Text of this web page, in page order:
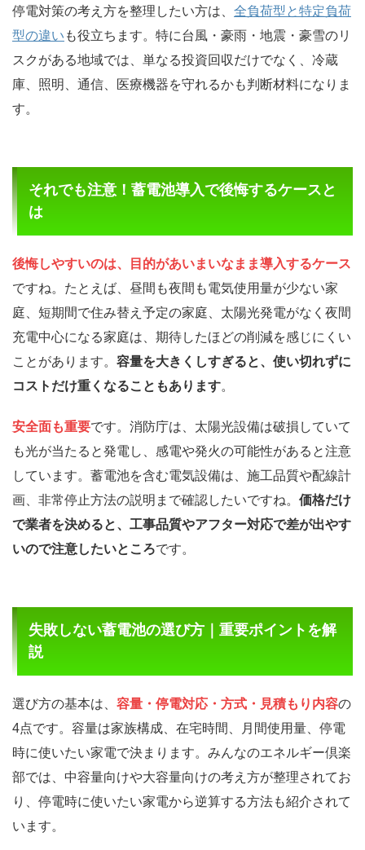
停電対策の考え方を整理したい方は、 全負荷型と特定負荷
型の違い も役立ちます。特に台風・豪雨・地震・豪雪のリ
スクがある地域では、単なる投資回収だけでなく、冷蔵
庫、照明、通信、医療機器を守れるかも判断材料になりま
す。
それでも注意！蓄電池導入で後悔するケースと
は
後悔しやすいのは、目的があいまいなまま導入するケース
ですね。たとえば、昼間も夜間も電気使用量が少ない家
庭、短期間で住み替え予定の家庭、太陽光発電がなく夜間
充電中心になる家庭は、期待したほどの削減を感じにくい
ことがあります。 容量を大きくしすぎると、使い切れずに
コストだけ重くなることもあります。
安全面も重要です。消防庁は、太陽光設備は破損していて
も光が当たると発電し、感電や発火の可能性があると注意
しています。蓄電池を含む電気設備は、施工品質や配線計
画、非常停止方法の説明まで確認したいですね。 価格だけ
で業者を決めると、工事品質やアフター対応で差が出やす
いので注意したいところです。
失敗しない蓄電池の選び方｜重要ポイントを解
説
選び方の基本は、 容量・停電対応・方式・見積もり内容の
4点です。容量は家族構成、在宅時間、月間使用量、停電
時に使いたい家電で決まります。みんなのエネルギー倶楽
部では、中容量向けや大容量向けの考え方が整理されてお
り、停電時に使いたい家電から逆算する方法も紹介されて
います。